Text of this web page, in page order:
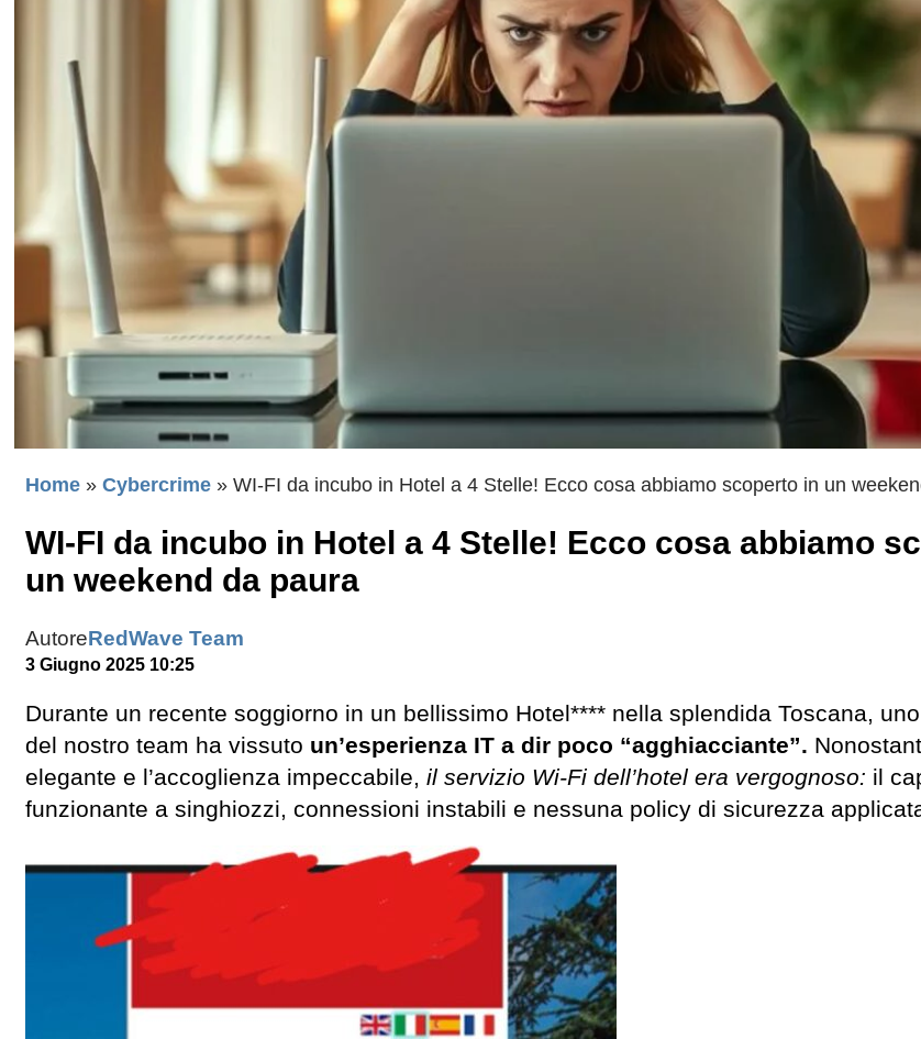
Home » Cybercrime » WI-FI da incubo in Hotel a 4 Stelle! Ecco cosa abbiamo scoperto in un
WI-FI da incubo in Hotel a 4 Stelle! Ecco cosa abbiamo
un weekend da paura
AutoreRedWave Team
3 Giugno 2025 10:25
Durante un recente soggiorno in un bellissimo Hotel**** nella splendida Toscana,
del nostro team ha vissuto un’esperienza IT a dir poco “agghiacciante”.
elegante e l’accoglienza impeccabile, il servizio Wi-Fi dell’hotel era vergognoso: il
funzionante a singhiozzi, connessioni instabili e nessuna policy di sicurezza